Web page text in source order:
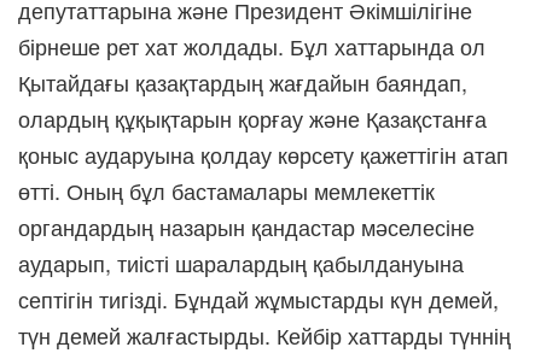
депутаттарына және Президент Әкімшілігіне
бірнеше рет хат жолдады. Бұл хаттарында ол
Қытайдағы қазақтардың жағдайын баяндап,
олардың құқықтарын қорғау және Қазақстанға
қоныс аударуына қолдау көрсету қажеттігін атап
өтті. Оның бұл бастамалары мемлекеттік
органдардың назарын қандастар мәселесіне
аударып, тиісті шаралардың қабылдануына
септігін тигізді. Бұндай жұмыстарды күн демей,
түн демей жалғастырды. Кейбір хаттарды түннің